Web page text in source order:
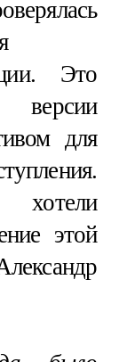
Это
версии
для
этой